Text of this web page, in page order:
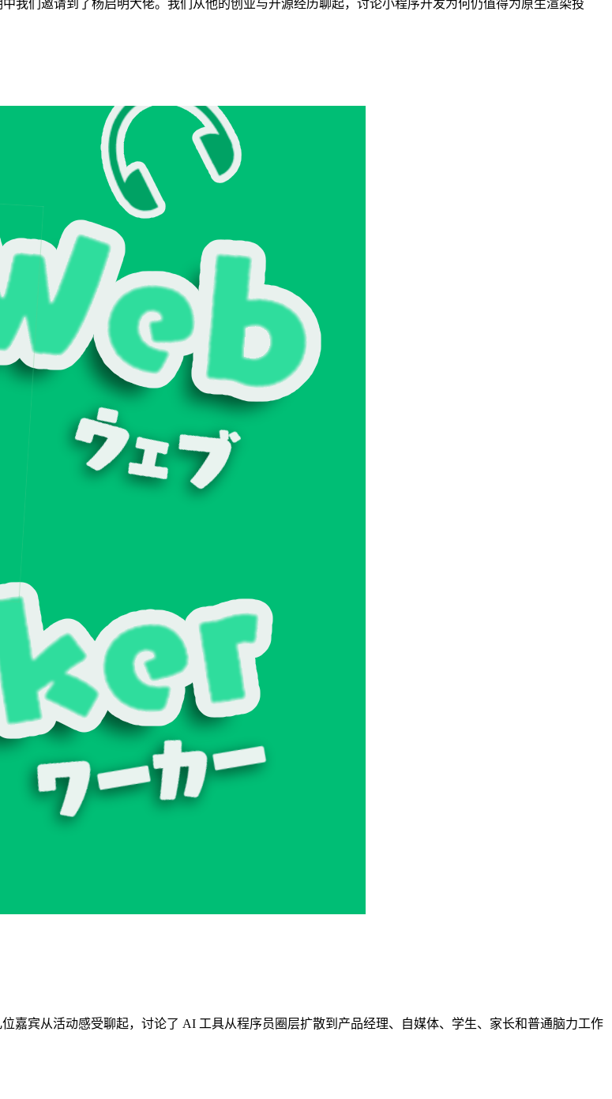
我们邀请到了杨启明大佬。我们从他的创业与开源经历聊起，讨论小程序开发为何仍值得为原生渲染投
嘉宾从活动感受聊起，讨论了 AI 工具从程序员圈层扩散到产品经理、自媒体、学生、家长和普通脑力工作